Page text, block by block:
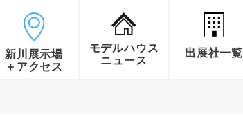
新川展示場
＋アクセス
モデルハウス
ニュース
出展社一覧